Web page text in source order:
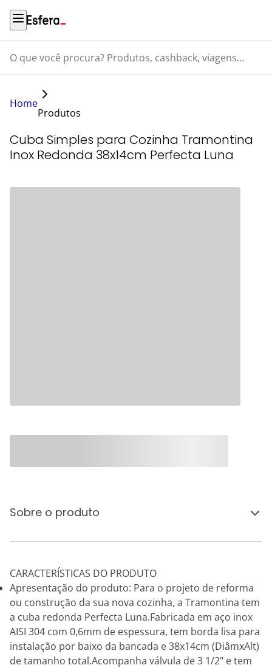
O que você procura? Produtos, cashback, viagens...
Home
Produtos
Cuba Simples para Cozinha Tramontina
Inox Redonda 38x14cm Perfecta Luna
Sobre o produto
CARACTERÍSTICAS DO PRODUTO
Apresentação do produto: Para o projeto de reforma
ou construção da sua nova cozinha, a Tramontina tem
a cuba redonda Perfecta Luna.Fabricada em aço inox
AISI 304 com 0,6mm de espessura, tem borda lisa para
instalação por baixo da bancada e 38x14cm (DiâmxAlt)
de tamanho total.Acompanha válvula de 3 1/2" e tem